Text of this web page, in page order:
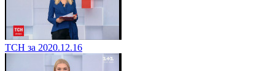
ТСН за 2020.12.16